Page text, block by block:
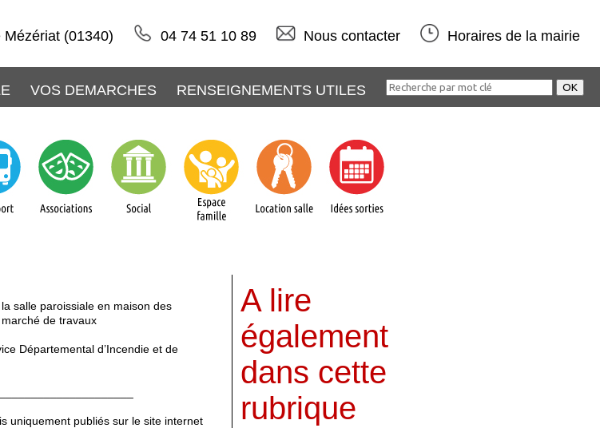
Mézériat (01340) 04 74 51 10 89 Nous contacter Horaires de la mairie
RENSEIGNEMENTS UTILES
VOS DEMARCHES
salle paroissiale en maison des
de travaux
Départemental d’Incendie et de
uniquement publiés sur le site internet
A lire
également
dans cette
rubrique